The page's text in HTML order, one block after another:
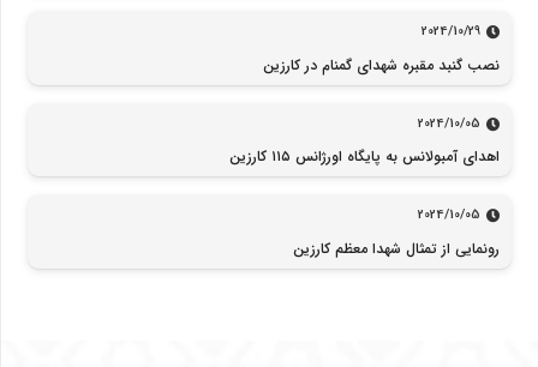
2024/10/29
نصب گنبد مقبره شهدای گمنام در کارزین
2024/10/05
اهدای آمبولانس به پایگاه اورژانس ۱۱۵ کارزین
2024/10/05
رونمایی از تمثال شهدا معظم کارزین